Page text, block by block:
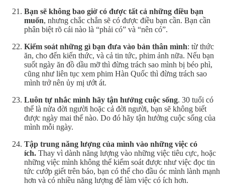
Bạn sẽ không bao giờ có được tất cả những điều bạn
muốn, nhưng chắc chắn sẽ có được điều bạn cần. Bạn cần
phân biệt rõ cái nào là “phải có” và “nên có”.
Kiểm soát những gì bạn đưa vào bản thân mình: từ thức
ăn, cho đến kiến thức, và cả tin tức, phim ảnh nữa. Nếu bạn
suốt ngày ăn đồ dầu mỡ thì đừng trách sao mình bị béo phì,
cũng như liên tục xem phim Hàn Quốc thì đừng trách sao
mình trở nên ủy mị ướt át.
Luôn tự nhắc mình hãy tận hưởng cuộc sống. 30 tuổi có
thể là nửa đời người hoặc cả đời người, bạn sẽ không biết
được ngày mai thế nào. Do đó hãy tận hưởng cuộc sống của
mình mỗi ngày.
Tập trung năng lượng của mình vào những việc có
ích. Thay vì dành năng lượng vào những việc tiêu cực, hoặc
những việc mình không thể kiểm soát được như việc đọc tin
tức cướp giết trên báo, bạn có thể cho đầu óc mình lành mạnh
hơn và có nhiều năng lượng để làm việc có ích hơn.